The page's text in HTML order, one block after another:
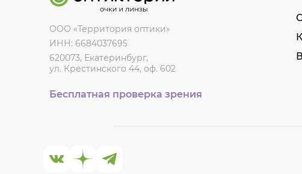
ООО «Территория оптики»
ИНН: 6684037695
620073, Екатеринбург,
ул. Крестинского 44, оф. 602
Бесплатная проверка зрения